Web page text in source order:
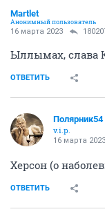
Мartlet
Анонимный пользователь
16 марта 2023
Ыллымах, слава
ОТВЕТИТЬ
Полярник54
v.i.p.
16 марта 2023
Херсон (о
ОТВЕТИТЬ